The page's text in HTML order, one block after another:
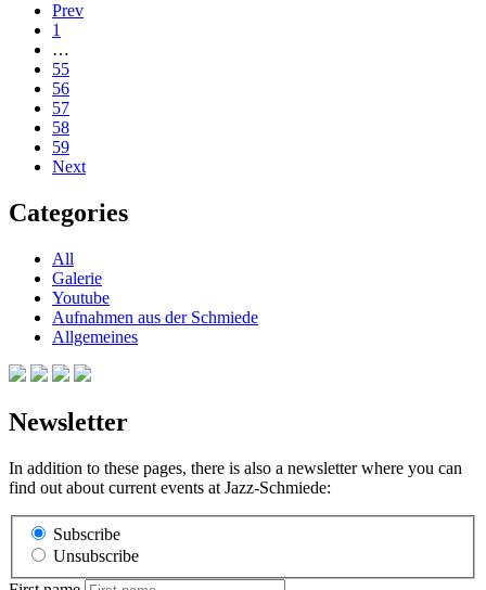
Prev
1
…
55
56
57
58
59
Next
Categories
All
Galerie
Youtube
Aufnahmen aus der Schmiede
Allgemeines
Newsletter
In addition to these pages, there is also a newsletter where you can
find out about current events at Jazz-Schmiede:
Subscribe
Unsubscribe